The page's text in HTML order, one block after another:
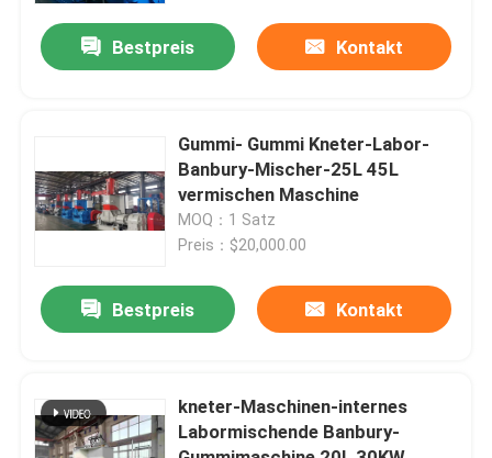
Über uns
Qualitätskontrolle
Treten Sie mit uns in Verbindung
Nachrichten
Gummiprozeßmaschine
Bestpreis Kontakt
Gummi- Gummi Kneter-Labor-
Banbury-Mischer-25L 45L
vermischen Maschine
MOQ：1 Satz
Preis：$20,000.00
Bestpreis Kontakt
kneter-Maschinen-internes
Labormischende Banbury-